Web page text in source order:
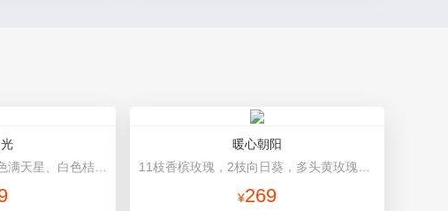
暖心朝阳
¥269